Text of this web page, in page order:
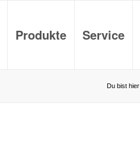
Produkte Service
Du bist hier: